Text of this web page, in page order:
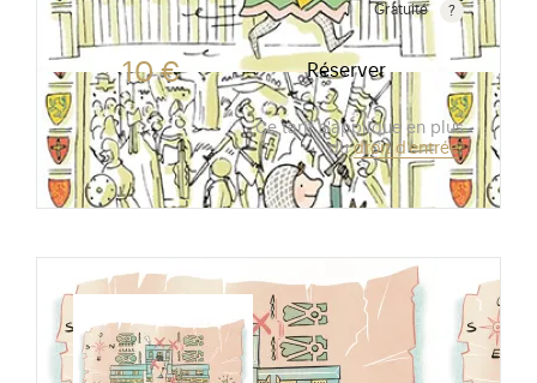
Gratuité
Gratuit pour les enfants de moins de 10 ans.Tarif
10 € Réserver
Ce tarif s'applique en plus
dudroit d'entrée.